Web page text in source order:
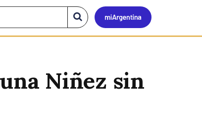
Mi
Buscar
en
el
Niñez sin